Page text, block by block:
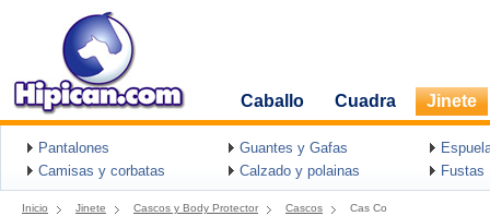
Caballo Cuadra Jinete
Pantalones Guantes y Gafas
Camisas y corbatas
Calzado y polainas Fustas
Inicio Jinete Cascos y Body Protector Cascos Cas Co